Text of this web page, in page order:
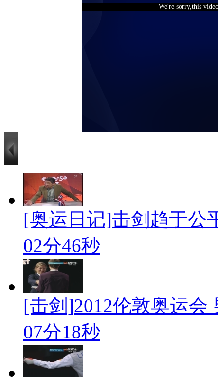
We're sorry,this
[奥运日记]击剑趋于公
02分46秒
[击剑]2012伦敦奥运会
07分18秒